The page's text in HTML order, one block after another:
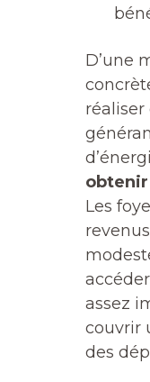
D’une
réaliser
Les
assez
couvrir
des